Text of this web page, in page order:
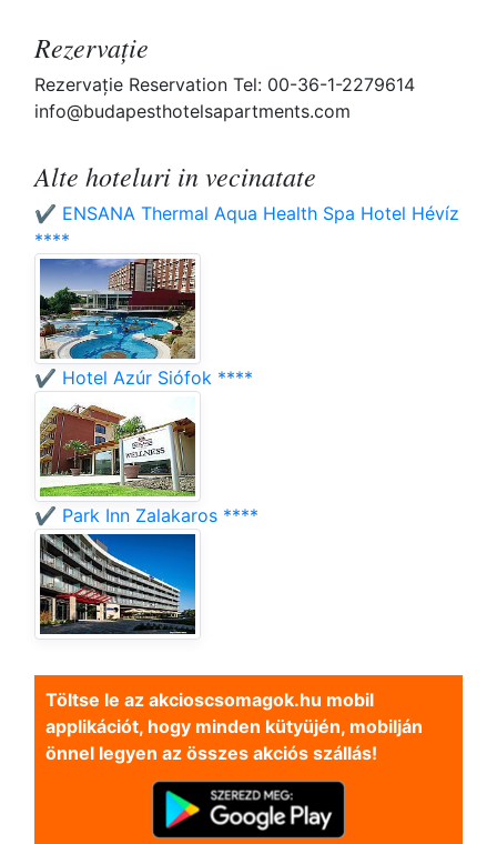
Rezervaţie
Rezervaţie Reservation Tel: 00-36-1-2279614
info@budapesthotelsapartments.com
Alte hoteluri in vecinatate
✔️ ENSANA Thermal Aqua Health Spa Hotel Hévíz
****
✔️ Hotel Azúr Siófok ****
✔️ Park Inn Zalakaros ****
Töltse le az akcioscsomagok.hu mobil
applikációt, hogy minden kütyüjén, mobilján
önnel legyen az összes akciós szállás!